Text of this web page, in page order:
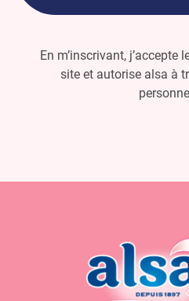
En m’inscrivant, j’accepte
site et autorise alsa à